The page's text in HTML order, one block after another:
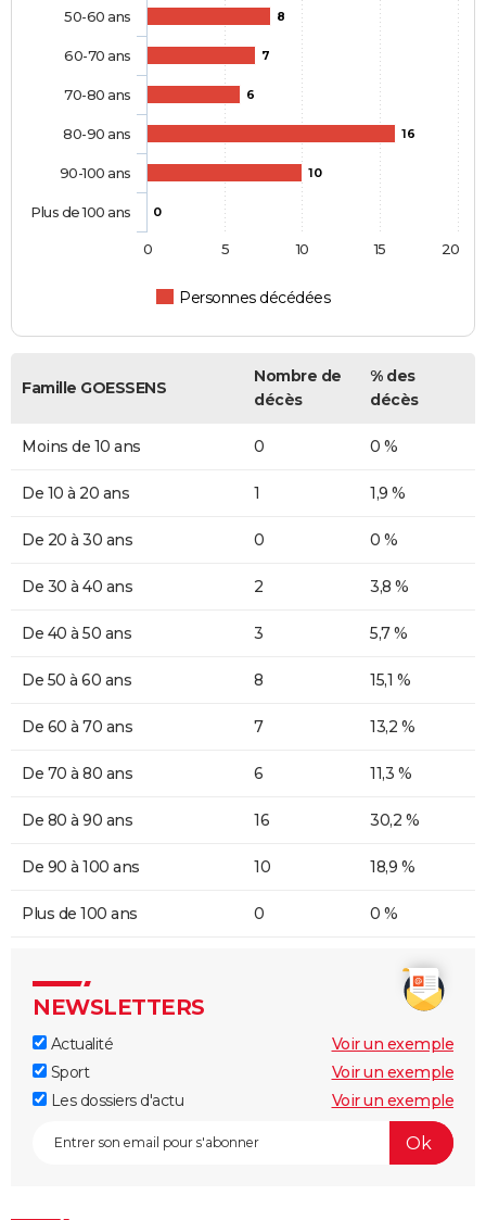
8
7
6
16
10
0
Personnes décédées
50-60 ans
60-70 ans
70-80 ans
80-90 ans
90-100 ans
Plus de 100 ans
0 5 10 15 20
Famille GOESSENS
Nombre de
décès
% des
décès
Moins de 10 ans 0 0 %
De 10 à 20 ans 1 1,9 %
De 20 à 30 ans 0 0 %
De 30 à 40 ans 2 3,8 %
De 40 à 50 ans 3 5,7 %
De 50 à 60 ans 8 15,1 %
De 60 à 70 ans 7 13,2 %
De 70 à 80 ans 6 11,3 %
De 80 à 90 ans 16 30,2 %
De 90 à 100 ans 10 18,9 %
Plus de 100 ans 0 0 %
NEWSLETTERS
Actualité
Voir un exemple
Sport
Voir un exemple
Les dossiers d'actu
Voir un exemple